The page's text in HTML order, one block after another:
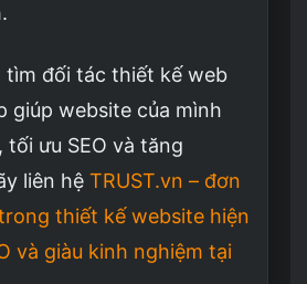
tìm đối tác thiết kế web
giúp website của mình
tối ưu SEO và tăng
liên hệ TRUST.vn – đơn
thiết kế website hiện
và giàu kinh nghiệm tại